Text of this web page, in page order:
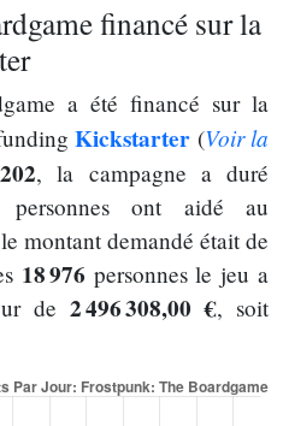
financé sur la
a été financé sur la
Kickstarter (Voir la
, la campagne a duré
personnes ont aidé au
montant demandé était de
18 976 personnes le jeu a
de 2 496 308,00 €, soit